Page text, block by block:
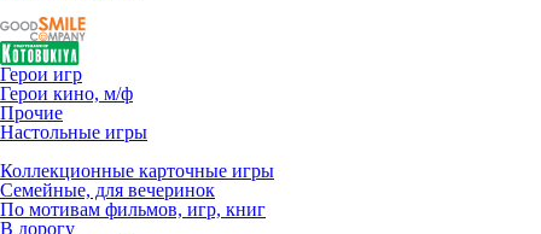
Герои игр
Герои кино, м/ф
Прочие
Настольные игры
Коллекционные карточные игры
Семейные, для вечеринок
По мотивам фильмов, игр, книг
В дорогу